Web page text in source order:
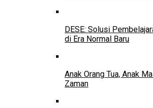
DESE: Solusi
di Era Normal Baru
Anak Orang Tua, Anak
Zaman